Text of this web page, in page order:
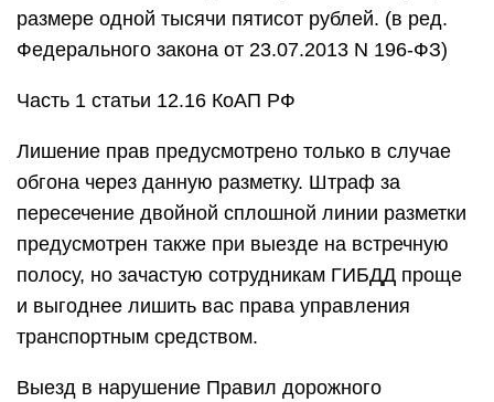
размере одной тысячи пятисот рублей. (в ред.
Федерального закона от 23.07.2013 N 196-ФЗ)
Часть 1 статьи 12.16 КоАП РФ
Лишение прав предусмотрено только в случае
обгона через данную разметку. Штраф за
пересечение двойной сплошной линии разметки
предусмотрен также при выезде на встречную
полосу, но зачастую сотрудникам ГИБДД проще
и выгоднее лишить вас права управления
транспортным средством.
Выезд в нарушение Правил дорожного